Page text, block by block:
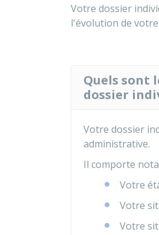
Votre dossier
l'évolution de
Quels sont
dossier
Votre dossier
administrative.
Il comporte
Votre
Votre
Votre